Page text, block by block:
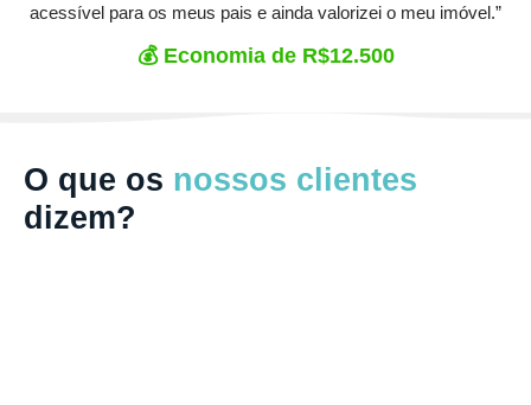
acessível para os meus pais e ainda valorizei o meu imóvel.”
💰 Economia de R$12.500
O que os nossos clientes
dizem?